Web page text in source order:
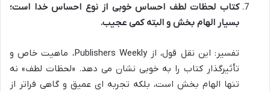
کتاب لحظات لطف احساس خوبی از نوع احساس خدا است؛
بسیار الهام بخش و البته کمی عجیب.
تفسیر: این نقل قول، از Publishers Weekly، ماهیت خاص و
تأثیرگذار کتاب را به خوبی نشان می دهد. «لحظات لطف» نه
تنها الهام بخش است، بلکه تجربه ای عمیق و گاهی فراتر از